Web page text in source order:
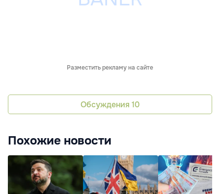
Разместить рекламу на сайте
Обсуждения 10
Похожие новости